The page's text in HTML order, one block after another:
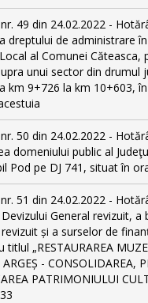
49 din 24.02.2022 -
dreptului de administrare
al Comunei Căteasca,
unui sector din drumul
km 9+726 la km 10+603,
50 din 24.02.2022 -
domeniului public al
Pod pe DJ 741, situat în
51 din 24.02.2022 -
General revizuit, a
și a surselor de
titlul „RESTAURAREA
ARGEȘ - CONSOLIDAREA,
PATRIMONIULUI